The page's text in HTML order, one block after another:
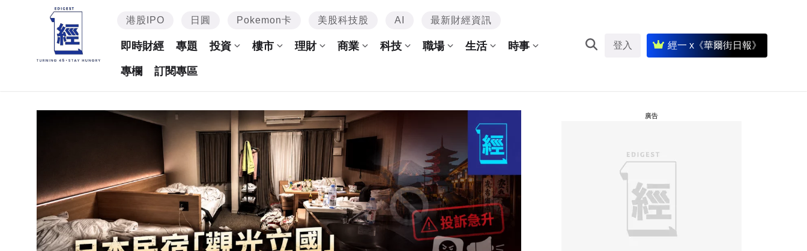
港股IPO 日圓 Pokemon卡 美股科技股 AI 最新財經資訊
即時財經 專題 投資 樓市 理財 商業 科技 職場 生活 時事
專欄 訂閱專區
登入 經一 x《華爾街日報》
廣告